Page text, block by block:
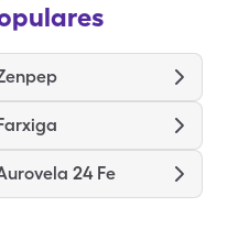
24 Fe